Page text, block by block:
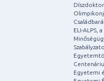
ELI-ALPS,
Egyetemi